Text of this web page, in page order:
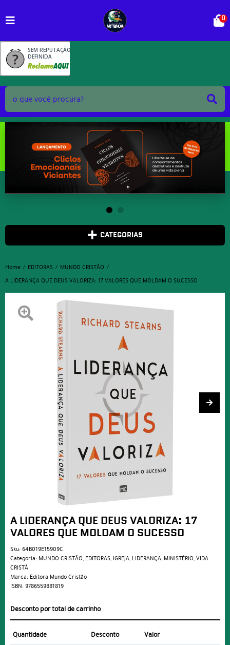
SEM REPUTAÇÃO
DEFINIDA
0
CATEGORIAS
Home EDITORAS
MUNDO CRISTÃO
A LIDERANÇA QUE DEUS VALORIZA: 17 VALORES QUE MOLDAM O SUCESSO
A LIDERANÇA QUE DEUS VALORIZA: 17
VALORES QUE MOLDAM O SUCESSO
Sku: 64B019E15909C
Categoria: MUNDO CRISTÃO, EDITORAS, IGREJA, LIDERANÇA, MINISTÉRIO,VIDA
CRISTÃ
Marca: Editora Mundo Cristão
ISBN: 9786559881819
Desconto por total de carrinho
Quantidade Desconto
Valor